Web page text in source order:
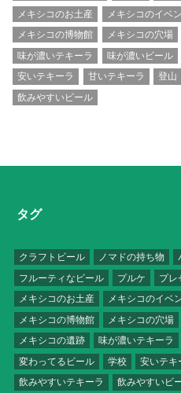
メキシコのお土産
メキシコのイベ
メキシコの博物館
メキシコの穴場
味が濃いテキーラ
味が濃いビール
安いテキーラ
甘いテキーラ 登山
飲みやすいビール
タグ
クラフトビール ノマドの持ち物
フルーティなビール
プルケ
プレ
メキシコのお土産
メキシコのイベ
メキシコの博物館
メキシコの穴場
メキシコの遺跡
味が濃いテキーラ
変わってるビール
学校 安いテキ
飲みやすいテキーラ
飲みやすいビ